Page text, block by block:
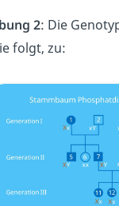
2: Die
folgt, zu: